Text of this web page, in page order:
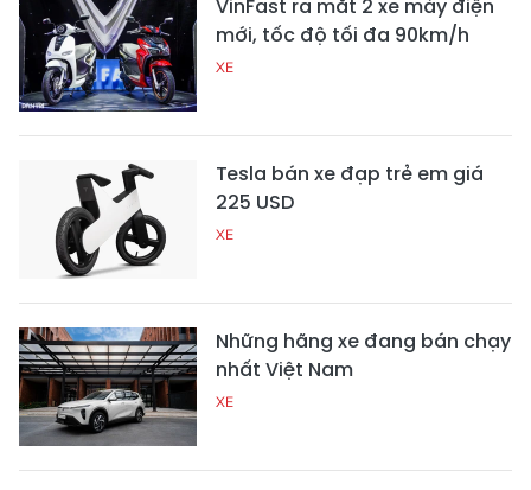
VinFast ra mắt 2 xe máy điện
mới, tốc độ tối đa 90km/h
XE
Tesla bán xe đạp trẻ em giá
225 USD
XE
Những hãng xe đang bán chạy
nhất Việt Nam
XE